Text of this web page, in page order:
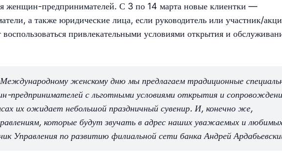
женщин-предпринимателей. С 3 по 14 марта новые клиентки —
а также юридические лица, если руководитель или участник/
привлекательными условиями открытия и
женскому дню мы предлагаем традиционные
предпринимателей с льготными условиями открытия и
их ожидает небольшой праздничный сувенир. И, конечно же,
которые будут звучать в адрес наших уважаемых и
Управления по развитию филиальной сети банка Андрей